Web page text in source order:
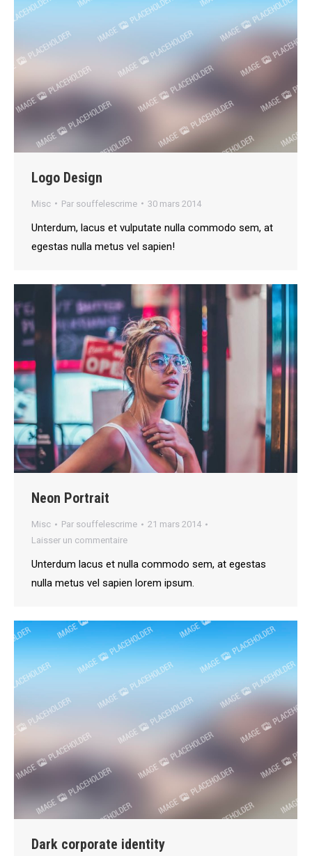
Logo Design
Misc Par souffelescrime 30 mars 2014
Unterdum, lacus et vulputate nulla commodo sem, at
egestas nulla metus vel sapien!
Neon Portrait
Misc Par souffelescrime
21 mars 2014
Laisser un commentaire
Unterdum lacus et nulla commodo sem, at egestas
nulla metus vel sapien lorem ipsum.
Dark corporate identity